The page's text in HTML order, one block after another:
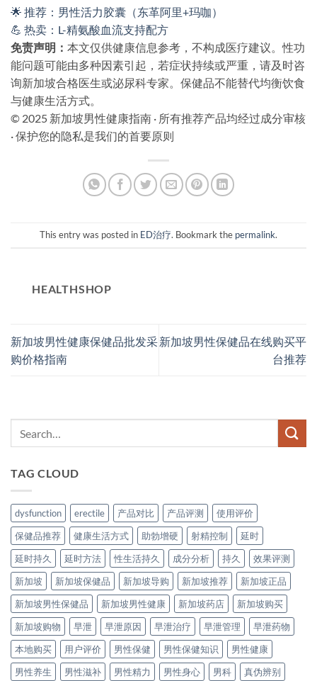
🌟 推荐：男性活力胶囊（东革阿里+玛咖）
💪 热卖：L-精氨酸血流支持配方
免责声明： 本文仅供健康信息参考，不构成医疗建议。性功
能问题可能由多种因素引起，若症状持续或严重，请及时咨
询新加坡合格医生或泌尿科专家。保健品不能替代均衡饮食
与健康生活方式。
© 2025 新加坡男性健康指南 · 所有推荐产品均经过成分审核
· 保护您的隐私是我们的首要原则
This entry was posted in ED治疗. Bookmark the permalink.
HEALTHSHOP
新加坡男性健康保健品批发采
购价格指南
新加坡男性保健品在线购买平
台推荐
TAG CLOUD
dysfunction erectile 产品对比 产品评测
使用评价
保健品推荐
健康生活方式 助勃增硬 射精控制
延时
延时持久
延时方法 性生活持久 成分分析 持久
效果评测
新加坡
新加坡保健品 新加坡导购 新加坡推荐
新加坡正品
新加坡男性保健品
新加坡男性健康 新加坡药店
新加坡购买
新加坡购物
早泄 早泄原因 早泄治疗 早泄管理
早泄药物
本地购买
用户评价 男性保健 男性保健知识
男性健康
男性养生
男性滋补 男性精力 男性身心 男科
真伪辨别